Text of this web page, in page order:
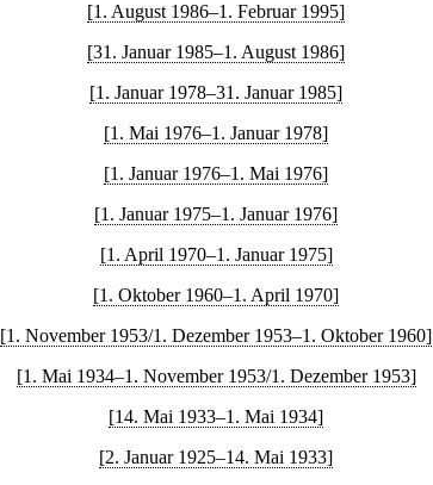
[1. August 1986–1. Februar 1995]
[31. Januar 1985–1. August 1986]
[1. Januar 1978–31. Januar 1985]
[1. Mai 1976–1. Januar 1978]
[1. Januar 1976–1. Mai 1976]
[1. Januar 1975–1. Januar 1976]
[1. April 1970–1. Januar 1975]
[1. Oktober 1960–1. April 1970]
[1. November 1953/1. Dezember 1953–1. Oktober 1960]
[1. Mai 1934–1. November 1953/1. Dezember 1953]
[14. Mai 1933–1. Mai 1934]
[2. Januar 1925–14. Mai 1933]